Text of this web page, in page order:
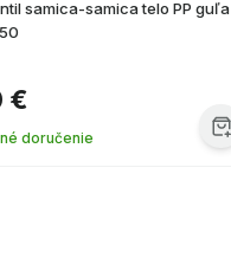
samica-samica telo PP guľa
€
doručenie